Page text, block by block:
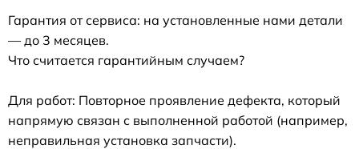
Гарантия от сервиса: на установленные нами детали
— до 3 месяцев.
Что считается гарантийным случаем?
Для работ: Повторное проявление дефекта, который
напрямую связан с выполненной работой (например,
неправильная установка запчасти).